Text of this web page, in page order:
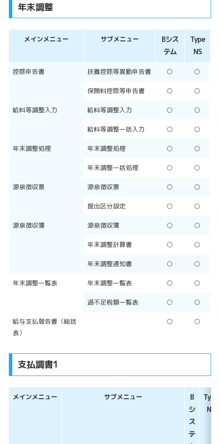
年末調整
メインメニュー サブメニュー
Bシス
テム
Type
NS
控除申告書 扶養控除等異動申告書 ○ ○
保険料控除等申告書 ○ ○
給料等調整入力 給料等調整入力 ○ ○
給料等調整一括入力 ○ ○
年末調整処理 年末調整処理 ○ ○
年末調整一括処理 ○ ○
源泉徴収票 源泉徴収票 ○ ○
提出区分設定 ○ ○
源泉徴収簿 源泉徴収簿 ○ ○
年末調整計算書 ○ ○
年末調整通知書 ○ ○
年末調整一覧表 年末調整一覧表 ○ ○
過不足税額一覧表 ○ ○
給与支払報告書（総括
表）
○ ○
支払調書1
メインメニュー サブメニュー
B
シ
ス
テ
Type
NS